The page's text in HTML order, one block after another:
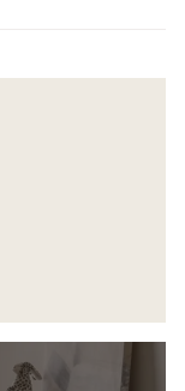
движение